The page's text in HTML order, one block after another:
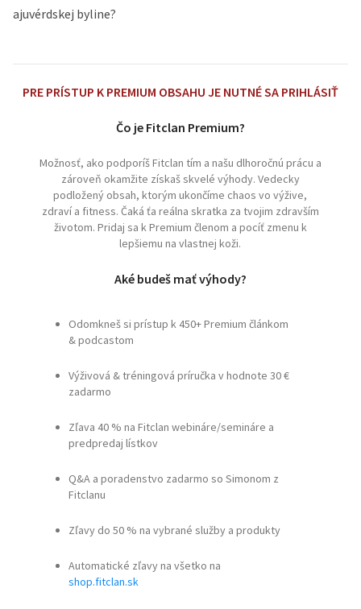
ajuvérdskej byline?
PRE PRÍSTUP K PREMIUM OBSAHU JE NUTNÉ SA PRIHLÁSIŤ
Čo je Fitclan Premium?
Možnosť, ako podporíš Fitclan tím a našu dlhoročnú prácu a
zároveň okamžite získaš skvelé výhody. Vedecky
podložený obsah, ktorým ukončíme chaos vo výžive,
zdraví a fitness. Čaká ťa reálna skratka za tvojim zdravším
životom. Pridaj sa k Premium členom a pocíť zmenu k
lepšiemu na vlastnej koži.
Aké budeš mať výhody?
Odomkneš si prístup k 450+ Premium článkom
& podcastom
Výživová & tréningová príručka v hodnote 30 €
zadarmo
Zľava 40 % na Fitclan webináre/semináre a
predpredaj lístkov
Q&A a poradenstvo zadarmo so Simonom z
Fitclanu
Zľavy do 50 % na vybrané služby a produkty
Automatické zľavy na všetko na
shop.fitclan.sk